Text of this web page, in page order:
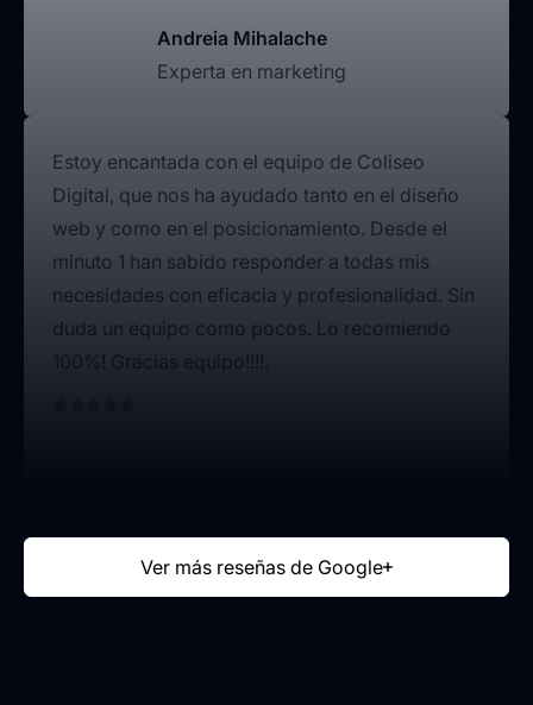
Andreia Mihalache
Experta en marketing
Estoy encantada con el equipo de Coliseo
Digital, que nos ha ayudado tanto en el diseño
web y como en el posicionamiento. Desde el
minuto 1 han sabido responder a todas mis
necesidades con eficacia y profesionalidad. Sin
duda un equipo como pocos. Lo recomiendo
100%! Gracias equipo!!!!.
Ver más reseñas de Google